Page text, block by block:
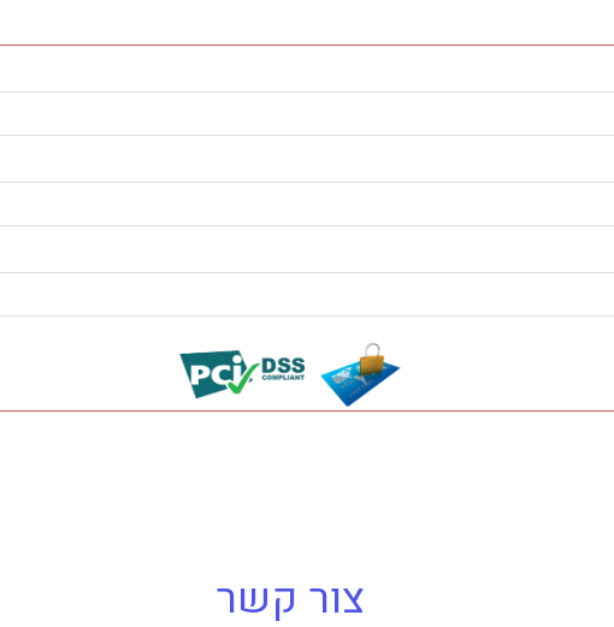
צור קשר